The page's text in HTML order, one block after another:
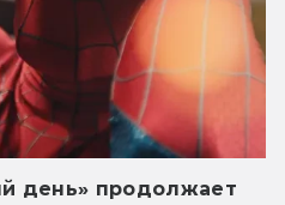
день» продолжает